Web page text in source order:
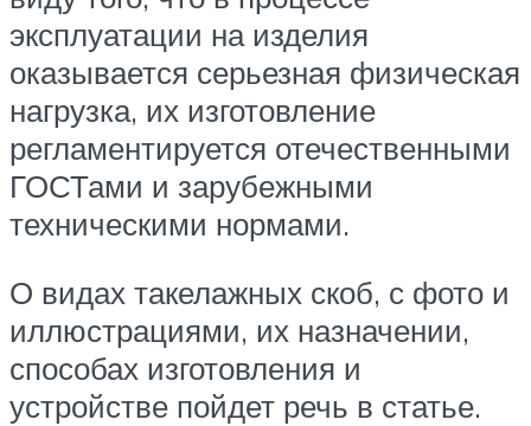
эксплуатации на изделия
оказывается серьезная физическая
нагрузка, их изготовление
регламентируется отечественными
ГОСТами и зарубежными
техническими нормами.
О видах такелажных скоб, с фото и
иллюстрациями, их назначении,
способах изготовления и
устройстве пойдет речь в статье.